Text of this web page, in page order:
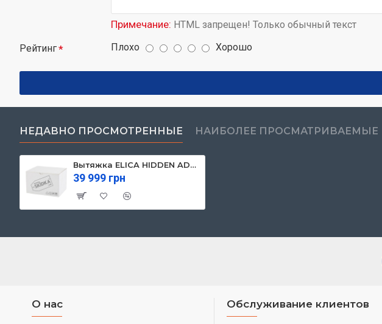
Примечание: HTML запрещен! Только обычный текст
Рейтинг Плохо Хорошо
НЕДАВНО ПРОСМОТРЕННЫЕ НАИБОЛЕЕ ПРОСМАТРИВАЕМЫЕ
Вытяжка ELICA HIDDEN ADVANCE PLUS @ IX/A/72
39 999 грн
О нас Обслуживание клиентов